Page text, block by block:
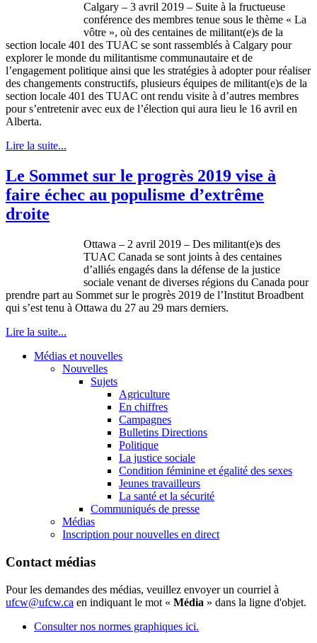
Calgary – 3 avril 2019 – Suite à la fructueuse
conférence des membres tenue sous le thème « La
vôtre », où des centaines de militant(e)s de la
section locale 401 des TUAC se sont rassemblés à Calgary pour
explorer le monde du militantisme communautaire et de
l’engagement politique ainsi que les stratégies à adopter pour réaliser
des changements constructifs, plusieurs équipes de militant(e)s de la
section locale 401 des TUAC ont rendu visite à d’autres membres
pour s’entretenir avec eux de l’élection qui aura lieu le 16 avril en
Alberta.
Lire la suite...
Le Sommet sur le progrès 2019 vise à
faire échec au populisme d’extrême
droite
Ottawa – 2 avril 2019 – Des militant(e)s des
TUAC Canada se sont joints à des centaines
d’alliés engagés dans la défense de la justice
sociale venant de diverses régions du Canada pour
prendre part au Sommet sur le progrès 2019 de l’Institut Broadbent
qui s’est tenu à Ottawa du 27 au 29 mars derniers.
Lire la suite...
Médias et nouvelles
Nouvelles
Sujets
Agriculture
En chiffres
Campagnes
Bulletins Directions
Politique
La justice sociale
Condition féminine et égalité des sexes
Jeunes travailleurs
La santé et la sécurité
Communiqués de presse
Médias
Inscription pour nouvelles en direct
Contact médias
Pour les demandes des médias, veuillez envoyer un courriel à
ufcw@ufcw.ca en indiquant le mot « Média » dans la ligne d'objet.
Consulter nos normes graphiques ici.